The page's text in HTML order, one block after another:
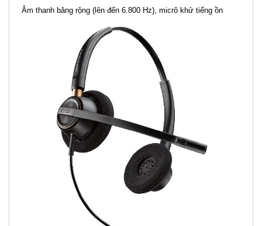
Âm thanh băng rộng (lên đến 6.800 Hz), micrô khử tiếng ồn